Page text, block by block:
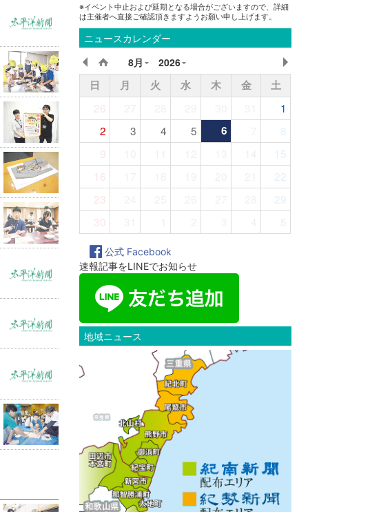
※イベント中止および延期となる場合がございますので、詳細
は主催者へ直接ご確認頂きますようお願い申し上げます。
ニュースカレンダー
8月 2026
日 月 火 水 木 金
土
26
1
2
3 4 5 6
8
9
15
16
22
23
29
30
5
公式 Facebook
速報記事をLINEでお知らせ
地域ニュース